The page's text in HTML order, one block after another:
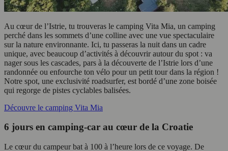
Au cœur de l’Istrie, tu trouveras le camping Vita Mia, un camping
perché dans les sommets d’une colline avec une vue spectaculaire
sur la nature environnante. Ici, tu passeras la nuit dans un cadre
unique, avec beaucoup d’activités à découvrir autour du spot : va
nager sous les cascades, pars à la découverte de l’Istrie lors d’une
randonnée ou enfourche ton vélo pour un petit tour dans la région !
Notre spot, une exclusivité roadsurfer, est bordé d’une zone boisée
qui regorge de pistes cyclables balisées.
Découvre le camping Vita Mia
6 jours en camping-car au cœur de la Croatie
Le cœur du campeur bat à 100 à l’heure lors de ce voyage. De